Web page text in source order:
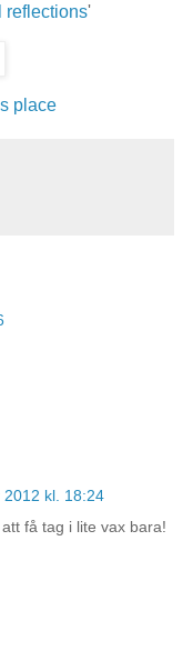
reflections'
place
2012 kl. 18:24
få tag i lite vax bara!